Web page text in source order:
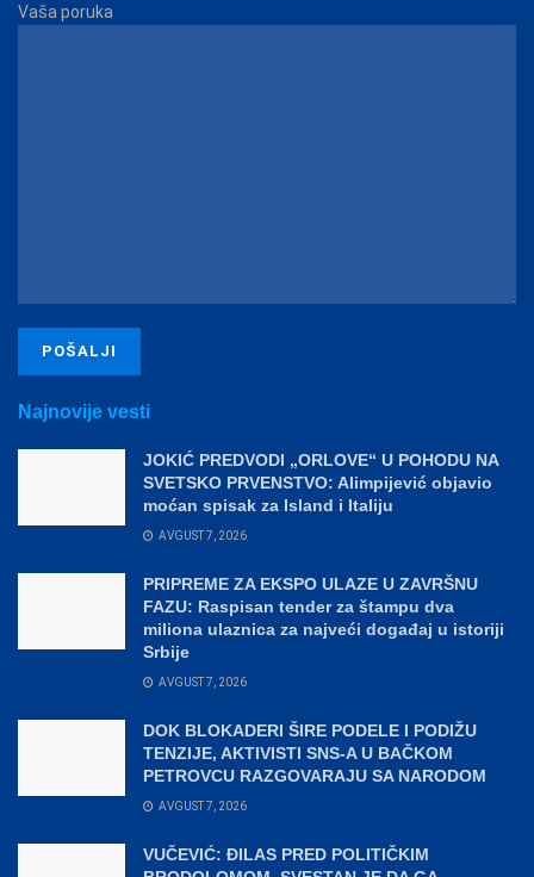
Vaša poruka
Najnovije vesti
JOKIĆ PREDVODI „ORLOVE“ U POHODU NA
SVETSKO PRVENSTVO: Alimpijević objavio
moćan spisak za Island i Italiju
AVGUST 7, 2026
PRIPREME ZA EKSPO ULAZE U ZAVRŠNU
FAZU: Raspisan tender za štampu dva
miliona ulaznica za najveći događaj u istoriji
Srbije
AVGUST 7, 2026
DOK BLOKADERI ŠIRE PODELE I PODIŽU
TENZIJE, AKTIVISTI SNS-A U BAČKOM
PETROVCU RAZGOVARAJU SA NARODOM
AVGUST 7, 2026
VUČEVIĆ: ĐILAS PRED POLITIČKIM